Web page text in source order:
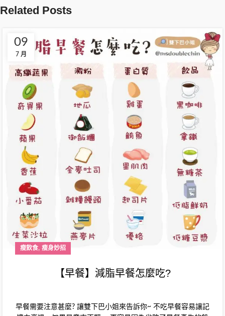
Related Posts
09
7 月
瘦飲食, 瘦身妙招
【早餐】減脂早餐怎麼吃?
早餐需要注意甚麼? 讓雙下巴小姐來告訴你~ 不吃早餐容易讓記